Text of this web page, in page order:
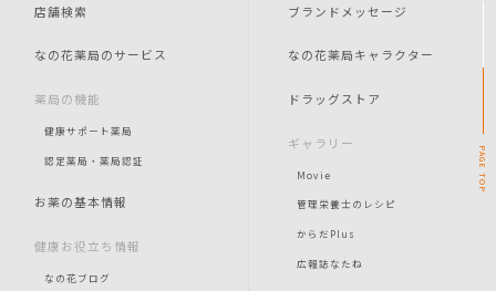
店舗検索
なの花薬局のサービス
薬局の機能
健康サポート薬局
認定薬局・薬局認証
お薬の基本情報
健康お役立ち情報
なの花ブログ
ブランドメッセージ
なの花薬局キャラクター
ドラッグストア
ギャラリー
Movie
管理栄養士のレシピ
からだPlus
広報誌なたね
PAGE
TOP